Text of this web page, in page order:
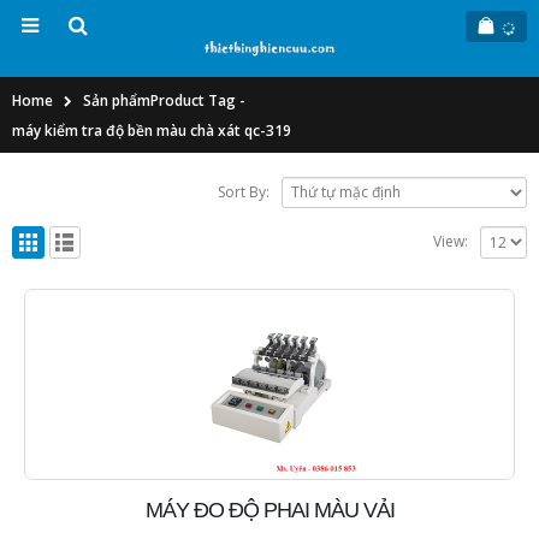
Home Sản phẩmProduct Tag -
máy kiểm tra độ bền màu chà xát qc-319
Sort By:
View:
MÁY ĐO ĐỘ PHAI MÀU VẢI